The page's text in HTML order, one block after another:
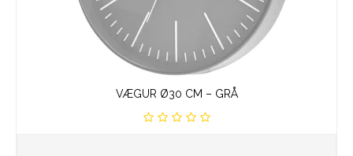
VÆGUR Ø30 CM – GRÅ